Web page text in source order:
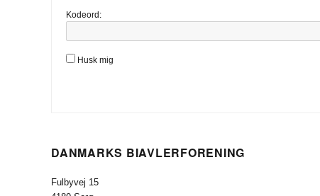
Kodeord:
Husk mig
DANMARKS BIAVLERFORENING
Fulbyvej 15